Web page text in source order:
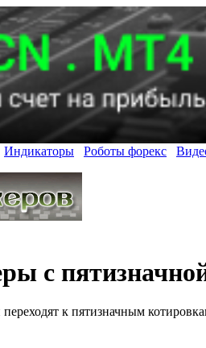
Индикаторы Роботы форекс
с
к пятизначным